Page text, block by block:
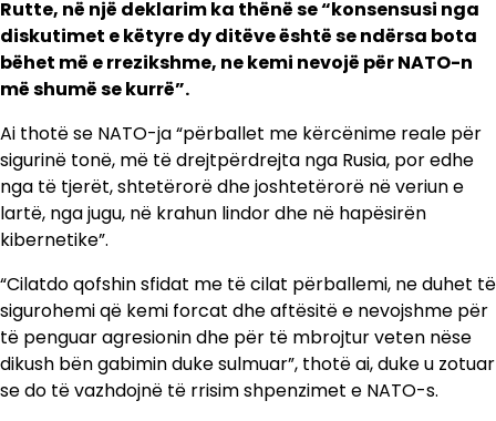
Rutte, në një deklarim ka thënë se “konsensusi nga
diskutimet e këtyre dy ditëve është se ndërsa bota
bëhet më e rrezikshme, ne kemi nevojë për NATO-n
më shumë se kurrë”.
Ai thotë se NATO-ja “përballet me kërcënime reale për
sigurinë tonë, më të drejtpërdrejta nga Rusia, por edhe
nga të tjerët, shtetërorë dhe joshtetërorë në veriun e
lartë, nga jugu, në krahun lindor dhe në hapësirën
kibernetike”.
“Cilatdo qofshin sfidat me të cilat përballemi, ne duhet të
sigurohemi që kemi forcat dhe aftësitë e nevojshme për
të penguar agresionin dhe për të mbrojtur veten nëse
dikush bën gabimin duke sulmuar”, thotë ai, duke u zotuar
se do të vazhdojnë të rrisim shpenzimet e NATO-s.